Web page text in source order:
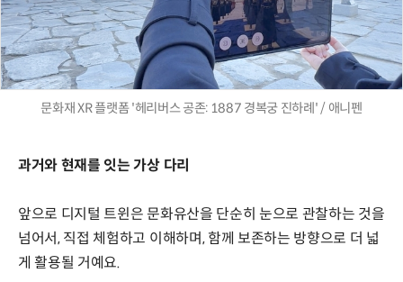
문화재 XR 플랫폼 '헤리버스 공존: 1887 경복궁 진하례' / 애니펜
과거와 현재를 잇는 가상 다리
앞으로 디지털 트윈은 문화유산을 단순히 눈으로 관찰하는 것을
넘어서, 직접 체험하고 이해하며, 함께 보존하는 방향으로 더 넓
게 활용될 거예요.